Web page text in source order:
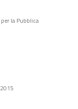
la Pubblica